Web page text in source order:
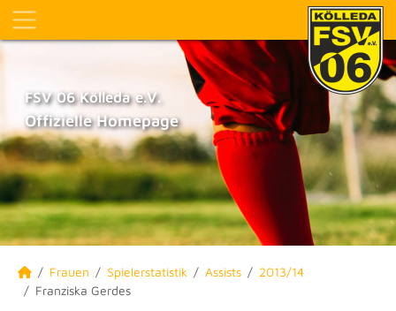
FSV 06 Kölleda e.V.
Offizielle Homepage
Frauen Spielerstatistik Assists
2013/14
Franziska Gerdes